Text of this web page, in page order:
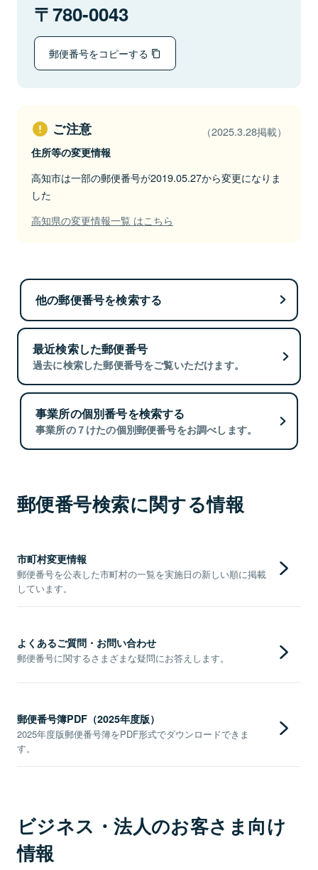
780-0043
郵便番号をコピーする
ご注意 （2025.3.28掲載）
住所等の変更情報
高知市は一部の郵便番号が2019.05.27から変更になりま
した
高知県の変更情報一覧 はこちら
他の郵便番号を検索する
最近検索した郵便番号
過去に検索した郵便番号をご覧いただけます。
事業所の個別番号を検索する
事業所の７けたの個別郵便番号をお調べします。
郵便番号検索に関する情報
市町村変更情報
郵便番号を公表した市町村の一覧を実施日の新しい順に掲載
しています。
よくあるご質問・お問い合わせ
郵便番号に関するさまざまな疑問にお答えします。
郵便番号簿PDF（2025年度版）
2025年度版郵便番号簿をPDF形式でダウンロードできま
す。
ビジネス・法人のお客さま向け
情報